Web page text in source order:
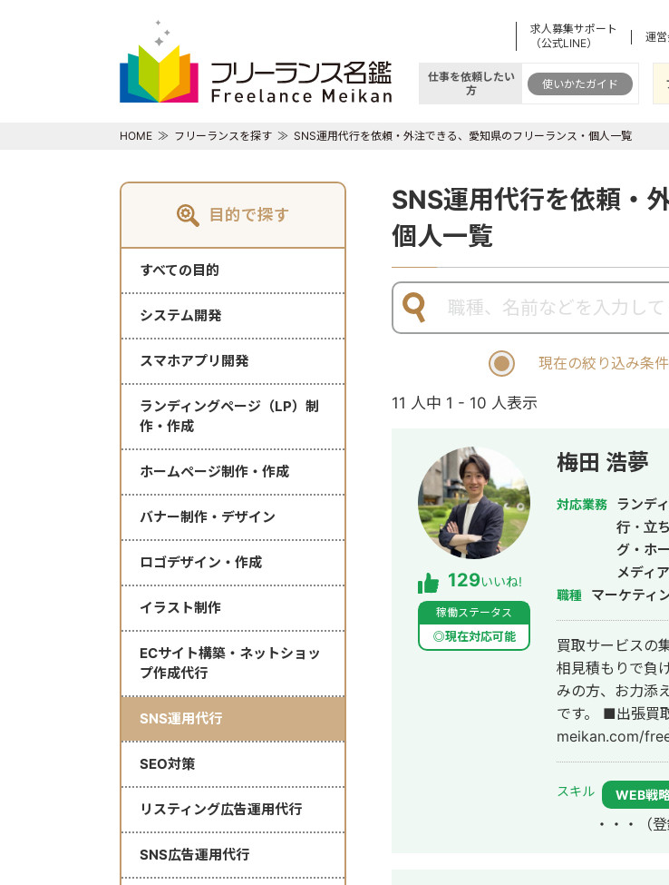
求人募集サポート
（公式LINE）
運
仕事を依頼したい
方
使いかたガイド
HOME フリーランスを探す SNS運用代行を依頼・外注できる、愛知県のフリーランス・個人一覧
目的で探す
すべての目的
システム開発
スマホアプリ開発
ランディングページ（LP）制
作・作成
ホームページ制作・作成
バナー制作・デザイン
ロゴデザイン・作成
イラスト制作
ECサイト構築・ネットショッ
プ作成代行
SNS運用代行
SEO対策
リスティング広告運用代行
SNS広告運用代行
SNS運用代行を依頼・
個人一覧
現在の絞り込み条
11 人中 1 - 10 人表示
129いいね!
稼働ステータス
◎現在対応可能
梅田 浩夢
対応業務
ランデ
行・立
グ・ホ
メディ
職種 マーケティ
買取サービスの集客が得意です。 「貴
相見積もりで負
みの方、お力添
です。 ■出張買取サービスの集客成功事例 https://freelance-
meikan.com/freelance/355/
ケ支援会社（当
集客（SEO・
ティング等）
月〜 Webマー
スキル WEB戦
・・・ （